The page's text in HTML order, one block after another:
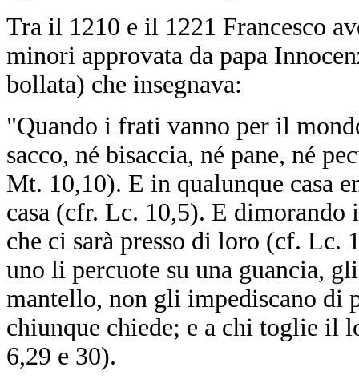
Tra il 1210 e il 1221 Francesco
minori approvata da papa
bollata) che insegnava:
"Quando i frati vanno per il
sacco, né bisaccia, né pane, né
Mt. 10,10). E in qualunque casa
casa (cfr. Lc. 10,5). E dimorando
che ci sarà presso di loro (cf. Lc.
uno li percuote su una guancia,
mantello, non gli impediscano di
chiunque chiede; e a chi toglie il
6,29 e 30).